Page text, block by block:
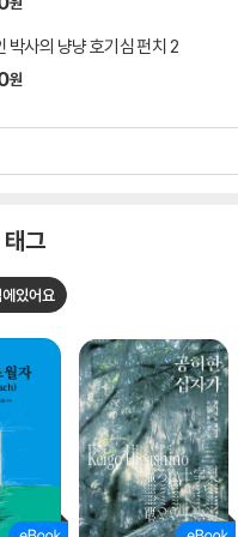
박사의 냥냥 호기심 펀치 2
원
그
있어요